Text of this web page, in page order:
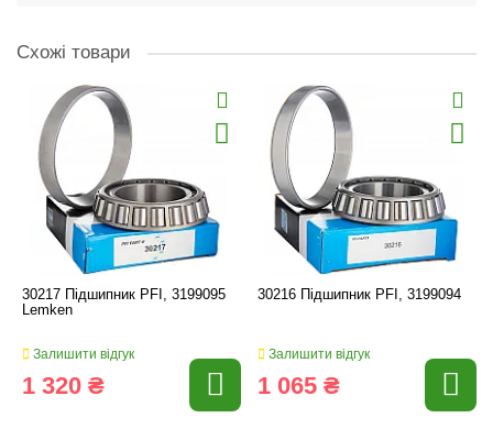
Схожі товари
30217 Підшипник PFI, 3199095
Lemken
Залишити відгук
1 320 ₴
30216 Підшипник PFI, 3199094
Залишити відгук
1 065 ₴